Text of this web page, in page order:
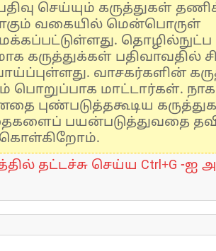
செய்யும் கருத்துகள்
வகையில் மென்பொருள்
கருத்துக்கள் பதிவாவதில்
வாசகர்களின்
பொறுப்பாக மாட்டார்கள்.
புண்படுத்தகூடிய
பயன்படுத்துவதை
தட்டச்சு செய்ய Ctrl+G -ஐ